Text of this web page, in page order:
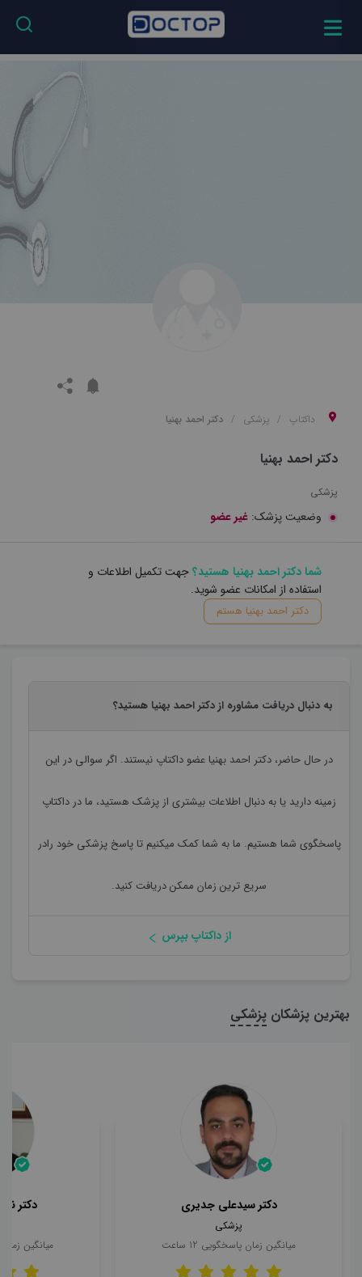
داکتاپ پزشکی دکتر احمد بهنیا
دکتر احمد بهنیا
پزشکی
وضعیت پزشک: غیر عضو
شما دکتر احمد بهنیا هستید؟جهت تکمیل اطلاعات و
استفاده از امکانات عضو شوید.
دکتر احمد بهنیا هستم
به دنبال دریافت مشاوره از دکتر احمد بهنیا هستید؟
در حال حاضر،دکتر احمد بهنیا عضو داکتاپ نیستند. اگر سوالی در این
زمینه دارید یا به دنبال اطلاعات بیشتری از پزشک هستید، ما در داکتاپ
پاسخگوی شما هستیم. ما به شما کمک میکنیم تا پاسخ پزشکی خود رادر
سریع ترین زمان ممکن دریافت کنید.
از داکتاپ بپرس
بهترین پزشکان پزشکی
دکتر سیدعلی جدیری
پزشکی
میانگین زمان پاسخگویی 12 ساعت
دکتر
میانگین